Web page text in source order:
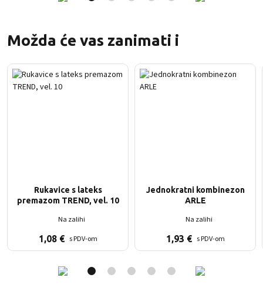
Možda će vas zanimati i
Rukavice s lateks
premazom TREND, vel. 10
Na zalihi
1,08 € s PDV-om
Jednokratni kombinezon
ARLE
Na zalihi
1,93 € s PDV-om